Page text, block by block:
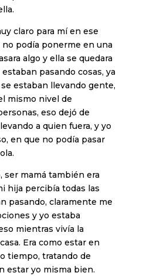
claro para mí en ese
podía ponerme en una
algo y ella se quedara
pasando cosas, ya
estaban llevando gente,
mismo nivel de
eso dejó de
a quien fuera, y yo
en que no podía pasar
ser mamá también era
hija percibía todas las
pasando, claramente me
y yo estaba
mientras vivía la
Era como estar en
tiempo, tratando de
estar yo misma bien.